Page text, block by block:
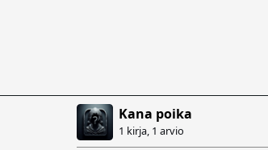
Kana poika
1 kirja, 1 arvio